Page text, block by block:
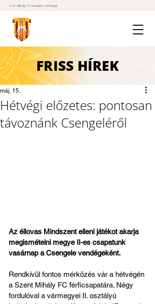
A St. Mihály FC hivatalos honlapja
FRISS HÍREK
Hétvégi előzetes: pontosan
távoznánk Csengeléről
máj. 15.
Az éllovas Mindszent elleni játékot akarja
megismételni megye II-es csapatunk
vasárnap a Csengele vendégeként.
Rendkívül fontos mérkőzés vár a hétvégén
a Szent Mihály FC férficsapatára. Négy
fordulóval a vármegyei II. osztályú